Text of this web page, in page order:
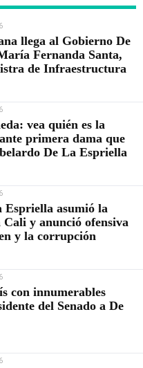
llega al Gobierno De
Fernanda Santa,
de Infraestructura
vea quién es la
primera dama que
De La Espriella
Espriella asumió la
Cali y anunció ofensiva
y la corrupción
con innumerables
del Senado a De